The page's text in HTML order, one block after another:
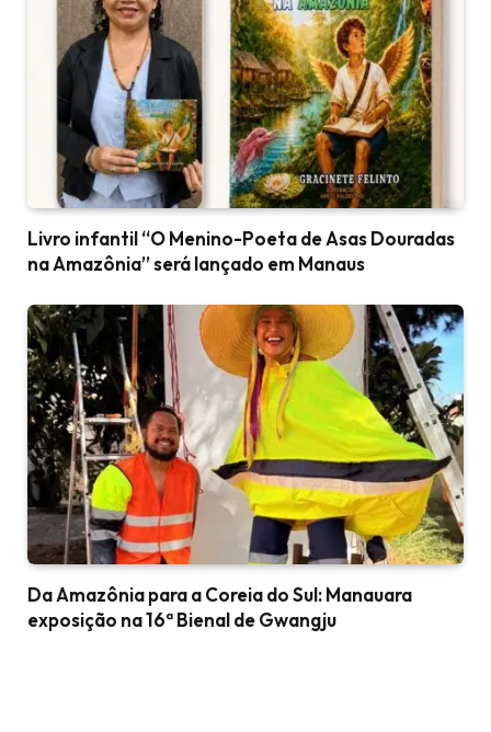
Livro infantil “O Menino-Poeta de Asas Douradas
na Amazônia” será lançado em Manaus
Da Amazônia para a Coreia do Sul: Manauara
exposição na 16ª Bienal de Gwangju